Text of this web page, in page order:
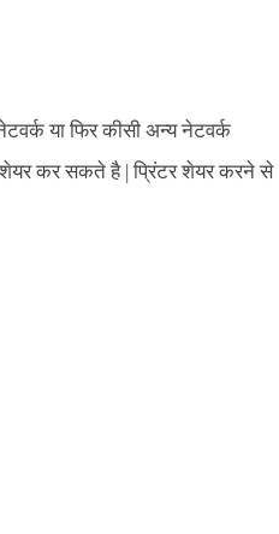
या फिर कीसी अन्य नेटवर्क
शेयर कर सकते है | प्रिंटर शेयर करने से